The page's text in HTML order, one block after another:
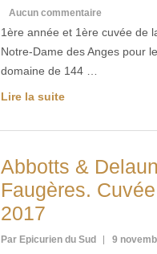
Aucun commentaire
1ère année et 1ère cuvée de
Notre-Dame des Anges pour
domaine de 144 …
Lire la suite
Abbotts &
Faugères.
2017
Par Epicurien du Sud 9